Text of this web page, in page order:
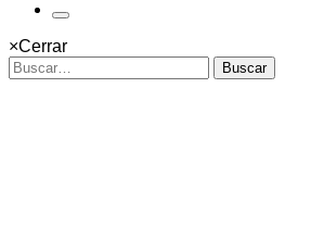
×Cerrar
Buscar